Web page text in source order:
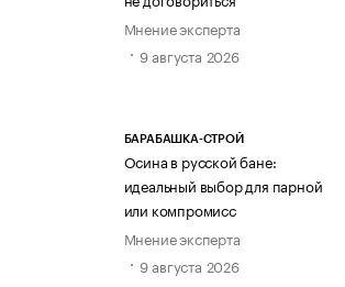
Мнение эксперта
9 августа 2026
БАРАБАШКА-СТРОЙ
Осина в русской бане:
идеальный выбор для парной
или компромисс
Мнение эксперта
9 августа 2026